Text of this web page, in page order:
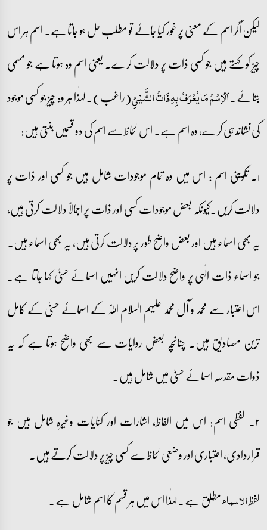
لیکن اگر اسم کے معنی پر غور کیا جائے تو مطلب حل ہو جاتا ہے۔ اسم ہر اس
چیز کو کہتے ہیں جو کسی ذات پر دلالت کرے۔ یعنی اسم وہ ہوتا ہے جو مسمی
بتائے۔اَلْاِسْمُ مَا یُعْرَفُ بِہِ ذَاتُ الشَّیْئِ(راغب)۔ لہٰذا ہر وہ چیز جو کسی موجود
کی نشاندہی کرے، وہ اسم ہے۔ اس لحاظ سے اسم کی دو قسمیں بنتی ہیں:
۱۔ تکوینی اسم : اس میں وہ تمام موجودات شامل ہیں جو کسی اور ذات پر
دلالت کریں۔کیونکہ بعض موجودات کسی اور ذات پر اجمالاً دلالت کرتی ہیں،
یہ بھی اسماء ہیں اور بعض واضح طور پر دلالت کرتی ہیں، یہ بھی اسماء ہیں۔
جو اسماء ذات الٰہی پر واضح دلالت کریں انہیں اسمائے حسنیٰ کہا جاتا ہے۔
اس اعتبار سے محمد و آل محمد علیہم السلام اللّٰہ کے اسمائے حسنیٰ کے کامل
ترین مصادیق ہیں۔ چنانچہ بعض روایات سے بھی واضح ہوتا ہے کہ یہ
ذوات مقدسہ اسمائے حسنیٰ میں شامل ہیں۔
۲۔ لفظی اسم: اس میں الفاظ، اشارات اور کنایات وغیرہ شامل ہیں جو
قراردادی، اعتباری اور وضعی لحاظ سے کسی چیز پر دلالت کرتے ہیں۔
لفظالاسماءمطلق ہے۔ لہٰذا اس میں ہر قسم کا اسم شامل ہے۔